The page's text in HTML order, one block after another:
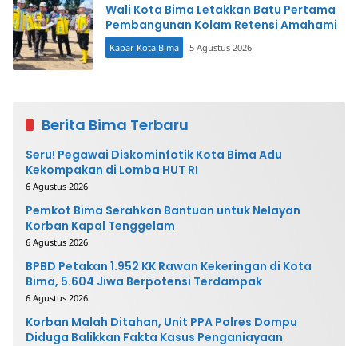
Wali Kota Bima Letakkan Batu Pertama
Pembangunan Kolam Retensi Amahami
Kabar Kota Bima 5 Agustus 2026
Berita Bima Terbaru
Seru! Pegawai Diskominfotik Kota Bima Adu
Kekompakan di Lomba HUT RI
6 Agustus 2026
Pemkot Bima Serahkan Bantuan untuk Nelayan
Korban Kapal Tenggelam
6 Agustus 2026
BPBD Petakan 1.952 KK Rawan Kekeringan di Kota
Bima, 5.604 Jiwa Berpotensi Terdampak
6 Agustus 2026
Korban Malah Ditahan, Unit PPA Polres Dompu
Diduga Balikkan Fakta Kasus Penganiayaan